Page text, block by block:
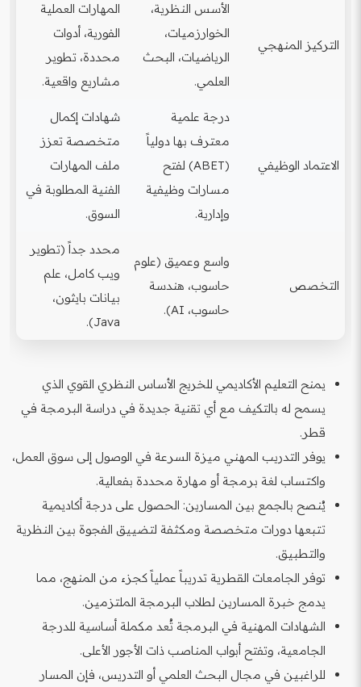
التركيز المنهجي
الأسس النظرية،
الخوارزميات،
الرياضيات، البحث
العلمي.
المهارات العملية
الفورية، أدوات
محددة، تطوير
مشاريع واقعية.
الاعتماد الوظيفي
درجة علمية
معترف بها دولياً
(ABET) لفتح
مسارات وظيفية
وإدارية.
شهادات إكمال
متخصصة تعزز
ملف المهارات
الفنية المطلوبة في
السوق.
التخصص
واسع وعميق (علوم
حاسوب، هندسة
حاسوب، AI).
محدد جداً (تطوير
ويب كامل، علم
بيانات بايثون،
Java).
يمنح التعليم الأكاديمي للخريج الأساس النظري القوي الذي
يسمح له بالتكيف مع أي تقنية جديدة في دراسة البرمجة في
قطر.
يوفر التدريب المهني ميزة السرعة في الوصول إلى سوق العمل،
واكتساب لغة برمجة أو مهارة محددة بفعالية.
يُنصح بالجمع بين المسارين: الحصول على درجة أكاديمية
تتبعها دورات متخصصة ومكثفة لتضييق الفجوة بين النظرية
والتطبيق.
توفر الجامعات القطرية تدريباً عملياً كجزء من المنهج، مما
يدمج خبرة المسارين لطلاب البرمجة الملتزمين.
الشهادات المهنية في البرمجة تُعد مكملة أساسية للدرجة
الجامعية، وتفتح أبواب المناصب ذات الأجور الأعلى.
للراغبين في مجال البحث العلمي أو التدريس، فإن المسار